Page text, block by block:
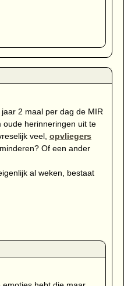
2 maal per dag de MIR
oude herinneringen uit te
veel, opvliegers
Of een ander
al weken, bestaat